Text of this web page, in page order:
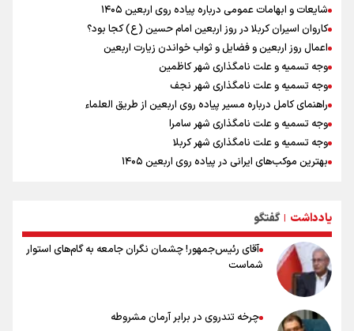
شایعات و ابهامات عمومی درباره پیاده روی اربعین ۱۴۰۵
کاروان اسیران کربلا در روز اربعین امام حسین (ع) کجا بود؟
اعمال روز اربعین و فضایل و ثواب خواندن زیارت اربعین
وجه تسمیه و علت نامگذاری شهر کاظمین
وجه تسمیه و علت نامگذاری شهر نجف
راهنمای کامل درباره مسیر پیاده روی اربعین از طریق العلماء
وجه تسمیه و علت نامگذاری شهر سامرا
وجه تسمیه و علت نامگذاری شهر کربلا
بهترین موکب‌های ایرانی در پیاده روی اربعین ۱۴۰۵
۲۰ نکته دوستانه درباره پیاده روی اربعین و عراقی ها
یادداشت | گفتگو
آقای رئیس‌جمهور! چشمان نگران جامعه به گام‌های استوار
شماست
چرخه تندروی در برابر آرمان مشروطه